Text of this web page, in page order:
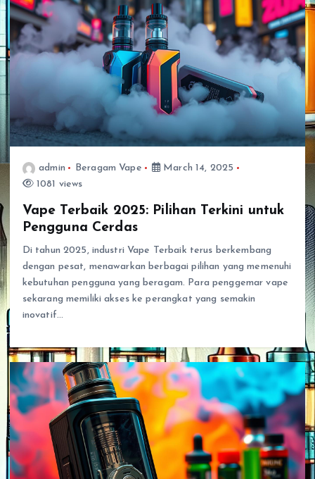
admin Beragam Vape
March 14, 2025
1081 views
Vape Terbaik 2025: Pilihan Terkini untuk
Pengguna Cerdas
Di tahun 2025, industri Vape Terbaik terus berkembang
dengan pesat, menawarkan berbagai pilihan yang memenuhi
kebutuhan pengguna yang beragam. Para penggemar vape
sekarang memiliki akses ke perangkat yang semakin
inovatif…